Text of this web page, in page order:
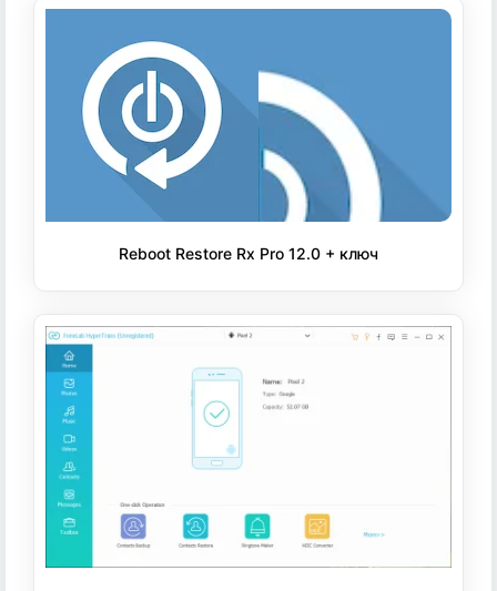
Reboot Restore Rx Pro 12.0 + ключ